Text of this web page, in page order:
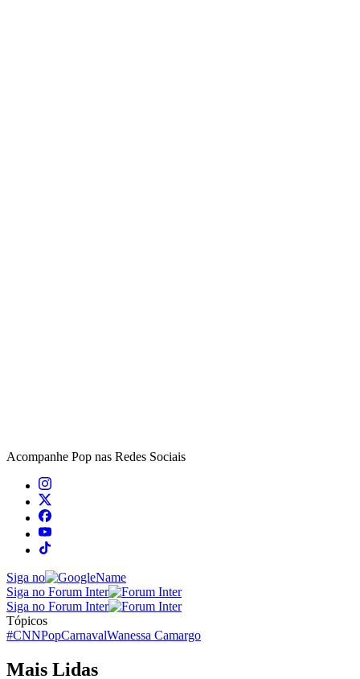
Acompanhe Pop nas Redes Sociais
Siga no
Siga no Forum Inter
Siga no Forum Inter
Tópicos
#CNNPopCarnavalWanessa Camargo
Mais Lidas